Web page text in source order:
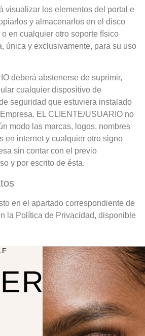
visualizar los elementos del portal e
y almacenarlos en el disco
en cualquier otro soporte físico
única y exclusivamente, para su uso
deberá abstenerse de suprimir,
cualquier dispositivo de
seguridad que estuviera instalado
EL CLIENTE/USUARIO no
modo las marcas, logos, nombres
en internet y cualquier otro signo
sin contar con el previo
y por escrito de ésta.
en el apartado correspondiente de
la Política de Privacidad, disponible